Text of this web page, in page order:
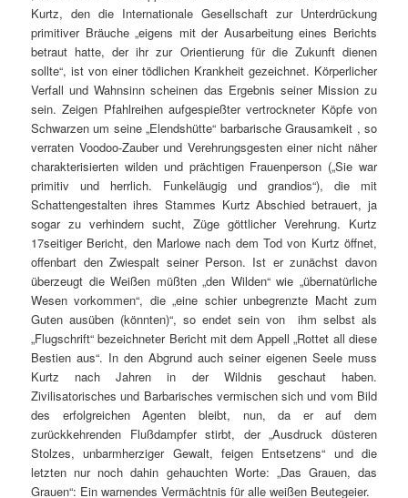
Kurtz, den die Internationale Gesellschaft zur Unterdrückung
primitiver Bräuche „eigens mit der Ausarbeitung eines Berichts
betraut hatte, der ihr zur Orientierung für die Zukunft dienen
sollte“, ist von einer tödlichen Krankheit gezeichnet. Körperlicher
Verfall und Wahnsinn scheinen das Ergebnis seiner Mission zu
sein. Zeigen Pfahlreihen aufgespießter vertrockneter Köpfe von
Schwarzen um seine „Elendshütte“ barbarische Grausamkeit , so
verraten Voodoo-Zauber und Verehrungsgesten einer nicht näher
charakterisierten wilden und prächtigen Frauenperson („Sie war
primitiv und herrlich. Funkeläugig und grandios“), die mit
Schattengestalten ihres Stammes Kurtz Abschied betrauert, ja
sogar zu verhindern sucht, Züge göttlicher Verehrung. Kurtz
17seitiger Bericht, den Marlowe nach dem Tod von Kurtz öffnet,
offenbart den Zwiespalt seiner Person. Ist er zunächst davon
überzeugt die Weißen müßten „den Wilden“ wie „übernatürliche
Wesen vorkommen“, die „eine schier unbegrenzte Macht zum
Guten ausüben (könnten)“, so endet sein von ihm selbst als
„Flugschrift“ bezeichneter Bericht mit dem Appell „Rottet all diese
Bestien aus“. In den Abgrund auch seiner eigenen Seele muss
Kurtz nach Jahren in der Wildnis geschaut haben.
Zivilisatorisches und Barbarisches vermischen sich und vom Bild
des erfolgreichen Agenten bleibt, nun, da er auf dem
zurückkehrenden Flußdampfer stirbt, der „Ausdruck düsteren
Stolzes, unbarmherziger Gewalt, feigen Entsetzens“ und die
letzten nur noch dahin gehauchten Worte: „Das Grauen, das
Grauen“: Ein warnendes Vermächtnis für alle weißen Beutegeier.